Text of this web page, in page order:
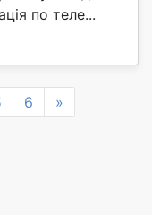
по теле...
6 »